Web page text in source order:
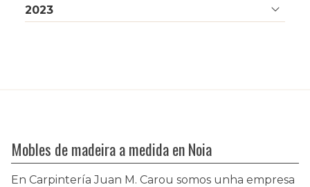
2023
Mobles de madeira a medida en Noia
En Carpintería Juan M. Carou somos unha empresa